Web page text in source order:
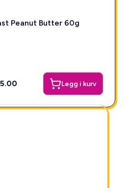
Peanut Butter 60g
Legg i kurv